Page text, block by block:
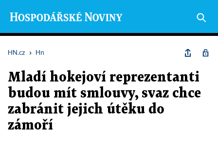
HN.cz › Hn
Mladí hokejoví reprezentanti
budou mít smlouvy, svaz chce
zabránit jejich útěku do
zámoří